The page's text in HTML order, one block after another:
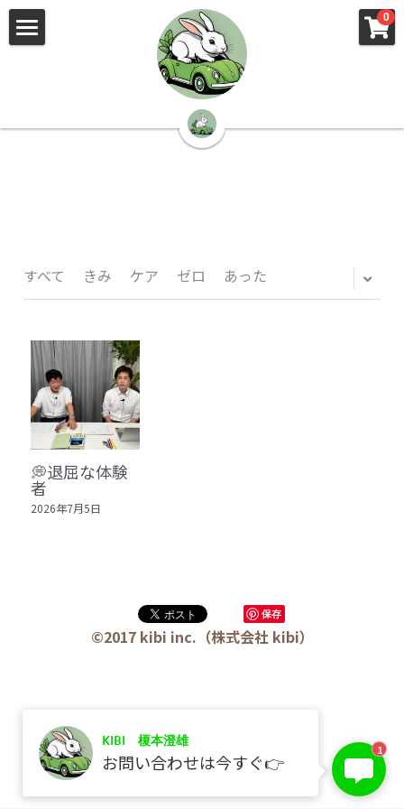
0
🌳株式会社 kibi🦉（トップ）
📰kibi log（ブログ）
🏢会社概要・プライバシーポリシー・プロフィ
📸Who am I?（プロフィール）
🏙️社員が防ぐ不正と犯罪
🙌自傷・他害・パニックは防げますか？
🏫社会福祉法人ぐらんま
🛒Learn More!（商品）
❓FAQ
📚 100冊の「本は飲み物」index
3 身体知・非言語・情動 13冊
4 創作・芸術・神秘 30冊
ログイン/登録
日本語
すべて きみ ケア ゼロ あった
💭退屈な体験
者
2026年7月5日
保存
©2017 kibi inc.（株式会社 kibi）
×
ストアカテゴリー
すべてのカテゴリー
×
ブログカテゴリー
KIBI 榎本澄雄
お問い合わせは今すぐ👉
1